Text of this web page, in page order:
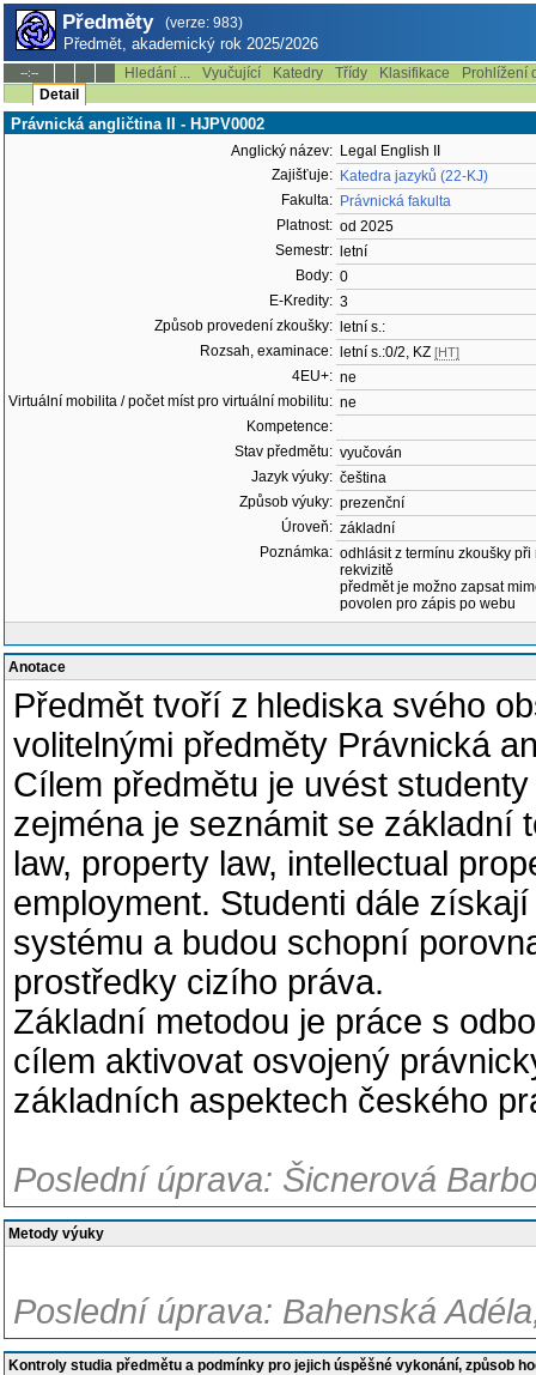
Předměty (verze: 983)
Předmět, akademický rok 2025/2026
--:-- Hledání ... Vyučující Katedry Třídy Klasifikace
Prohlížení
Detail
Právnická angličtina II - HJPV0002
Anglický název: Legal English II
Zajišťuje: Katedra jazyků (22-KJ)
Fakulta: Právnická fakulta
Platnost: od 2025
Semestr:
letní
Body: 0
E-Kredity: 3
Způsob provedení zkoušky:
letní s.:
Rozsah, examinace:
letní s.:0/2, KZ [HT]
4EU+: ne
Virtuální mobilita / počet míst pro virtuální mobilitu: ne
Kompetence:
Stav předmětu: vyučován
Jazyk výuky: čeština
Způsob výuky: prezenční
Úroveň: základní
Poznámka: odhlásit z termínu zkoušky
rekvizitě
předmět je možno zapsat
povolen pro zápis po webu
Anotace
Předmět tvoří z hlediska svého
volitelnými předměty Právnická
Cílem předmětu je uvést
zejména je seznámit se základní
law, property law, intellectual
employment. Studenti dále
systému a budou schopní
prostředky cizího práva.
Základní metodou je práce s
cílem aktivovat osvojený
základních aspektech českého
Poslední úprava: Šicnerová
Metody výuky
Poslední úprava: Bahenská
Kontroly studia předmětu a podmínky pro jejich úspěšné vykonání, způsob